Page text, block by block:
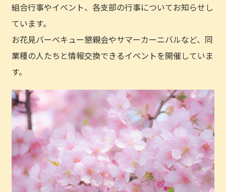
組合行事やイベント、各支部の行事についてお知らせし
ています。
お花見バーベキュー懇親会やサマーカーニバルなど、同
業種の人たちと情報交換できるイベントを開催していま
す。